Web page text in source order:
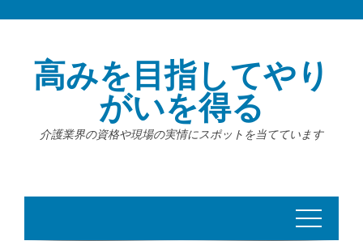
高みを目指してやり
がいを得る
介護業界の資格や現場の実情にスポットを当てています